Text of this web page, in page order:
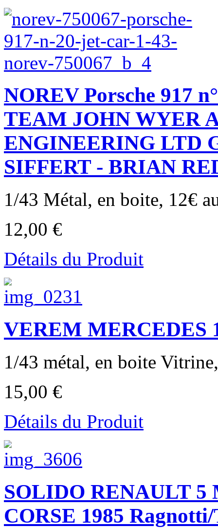
NOREV Porsche 917
TEAM JOHN WYER
ENGINEERING LTD
SIFFERT - BRIAN
1/43 Métal, en boite, 12€
12,00 €
Détails du Produit
VEREM MERCEDES
1/43 métal, en boite
15,00 €
Détails du Produit
SOLIDO RENAULT 5
CORSE 1985